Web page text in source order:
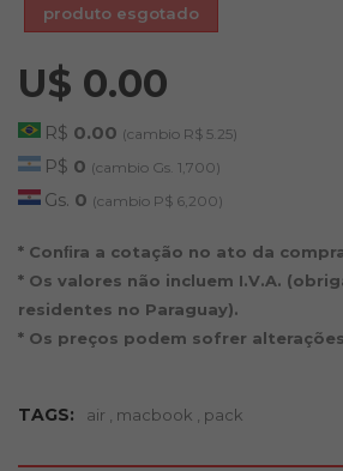
produto esgotado
U$ 0.00
R$ 0.00 (cambio R$ 5.25)
P$ 0 (cambio Gs. 1,700)
Gs. 0 (cambio P$ 6,200)
* Conﬁra a cotação no ato da
* Os valores não incluem I.V.A.
residentes no Paraguay).
* Os preços podem sofrer
TAGS: air , macbook , pack